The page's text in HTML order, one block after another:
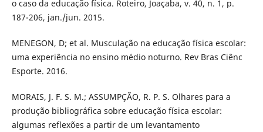
o caso da educação física. Roteiro, Joaçaba, v. 40, n. 1, p.
187-206, jan./jun. 2015.
MENEGON, D; et al. Musculação na educação física escolar:
uma experiência no ensino médio noturno. Rev Bras Ciênc
Esporte. 2016.
MORAIS, J. F. S. M.; ASSUMPÇÃO, R. P. S. Olhares para a
produção bibliográfica sobre educação física escolar:
algumas reflexões a partir de um levantamento